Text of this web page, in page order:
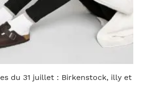
du 31 juillet : Birkenstock, illy et